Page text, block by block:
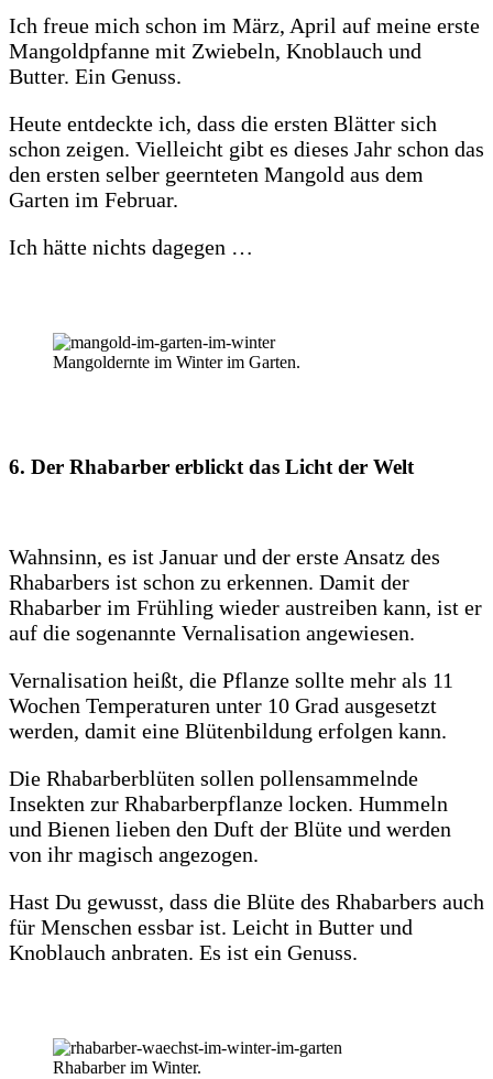
Ich freue mich schon im März, April auf meine erste
Mangoldpfanne mit Zwiebeln, Knoblauch und
Butter. Ein Genuss.
Heute entdeckte ich, dass die ersten Blätter sich
schon zeigen. Vielleicht gibt es dieses Jahr schon das
den ersten selber geernteten Mangold aus dem
Garten im Februar.
Ich hätte nichts dagegen …
Mangoldernte im Winter im Garten.
6. Der Rhabarber erblickt das Licht der Welt
Wahnsinn, es ist Januar und der erste Ansatz des
Rhabarbers ist schon zu erkennen. Damit der
Rhabarber im Frühling wieder austreiben kann, ist er
auf die sogenannte Vernalisation angewiesen.
Vernalisation heißt, die Pflanze sollte mehr als 11
Wochen Temperaturen unter 10 Grad ausgesetzt
werden, damit eine Blütenbildung erfolgen kann.
Die Rhabarberblüten sollen pollensammelnde
Insekten zur Rhabarberpflanze locken. Hummeln
und Bienen lieben den Duft der Blüte und werden
von ihr magisch angezogen.
Hast Du gewusst, dass die Blüte des Rhabarbers auch
für Menschen essbar ist. Leicht in Butter und
Knoblauch anbraten. Es ist ein Genuss.
Rhabarber im Winter.